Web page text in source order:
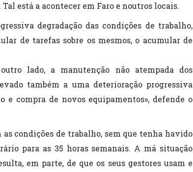
está a acontecer em Faro e noutros locais.
degradação das condições de trabalho,
de tarefas sobre os mesmos, o acumular de
lado, a manutenção não atempada dos
também a uma deterioração progressiva
compra de novos equipamentos», defende o
as condições de trabalho, sem que tenha havido
para as 35 horas semanais. A má situação
em parte, de que os seus gestores usam e